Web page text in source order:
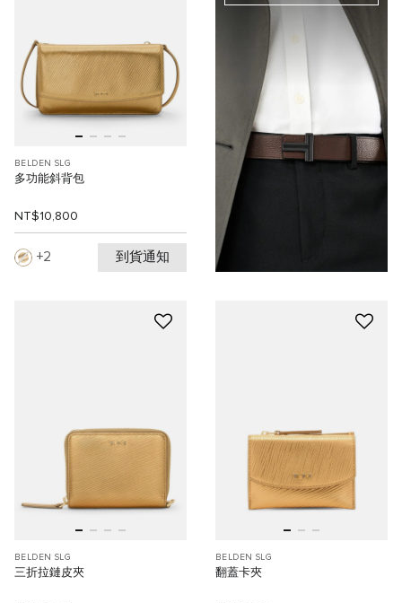
BELDEN SLG
多功能斜背包
NT$10,800
2 到貨通知
BELDEN SLG
三折拉鏈皮夾
BELDEN SLG
翻蓋卡夾